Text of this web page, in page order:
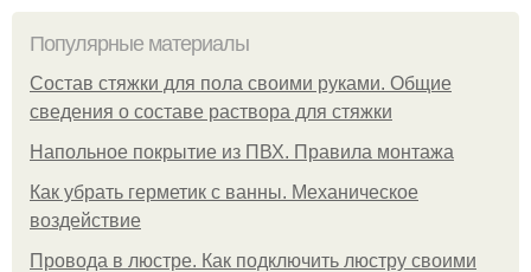
Популярные материалы
Состав стяжки для пола своими руками. Общие
сведения о составе раствора для стяжки
Напольное покрытие из ПВХ. Правила монтажа
Как убрать герметик с ванны. Механическое
воздействие
Провода в люстре. Как подключить люстру своими